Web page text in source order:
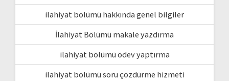
ilahiyat bölümü hakkında genel bilgiler
İlahiyat Bölümü makale yazdırma
ilahiyat bölümü ödev yaptırma
ilahiyat bölümü soru çözdürme hizmeti